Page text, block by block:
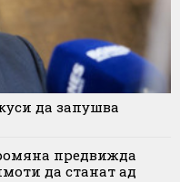
да запушва
предвижда
да станат ад